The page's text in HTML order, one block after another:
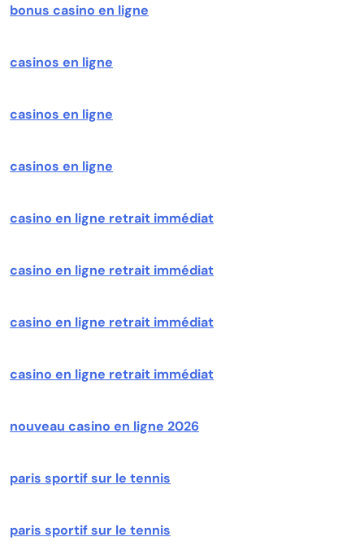
bonus casino en ligne
casinos en ligne
casinos en ligne
casinos en ligne
casino en ligne retrait immédiat
casino en ligne retrait immédiat
casino en ligne retrait immédiat
casino en ligne retrait immédiat
nouveau casino en ligne 2026
paris sportif sur le tennis
paris sportif sur le tennis